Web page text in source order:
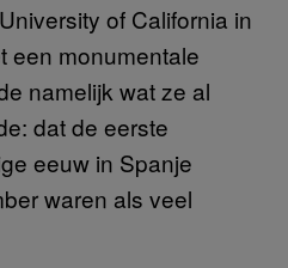
of California in
een monumentale
namelijk wat ze al
dat de eerste
eeuw in Spanje
waren als veel